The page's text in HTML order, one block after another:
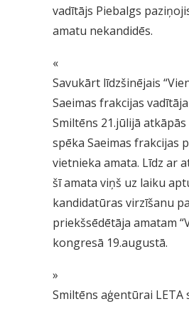
vadītājs Piebalgs
amatu nekandidēs.
«
Savukārt līdzšinējais
Saeimas frakcijas
Smiltēns 21.jūlijā
spēka Saeimas frakcijas
vietnieka amata. Līdz ar
šī amata viņš uz laiku
kandidatūras virzīšanu
priekšsēdētāja amatam
kongresā 19.augustā.
»
Smiltēns aģentūrai LETA